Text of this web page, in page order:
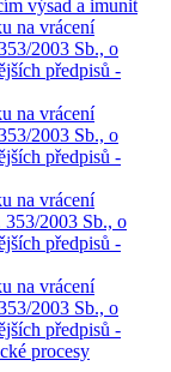
výsad a imunit
na vrácení
2003 Sb., o
předpisů -
na vrácení
2003 Sb., o
předpisů -
na vrácení
353/2003 Sb., o
předpisů -
na vrácení
2003 Sb., o
předpisů -
procesy